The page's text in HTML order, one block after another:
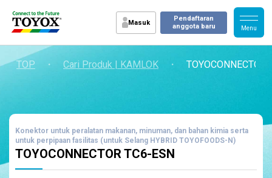
Masuk
Pendaftaran
anggota baru
TOP ・ Cari Produk | KAMLOK ・ TOYOCONNECTOR
Konektor untuk peralatan makanan, minuman, dan bahan kimia serta
untuk perpipaan fasilitas (untuk Selang HYBRID TOYOFOODS-N)
TOYOCONNECTOR TC6-ESN